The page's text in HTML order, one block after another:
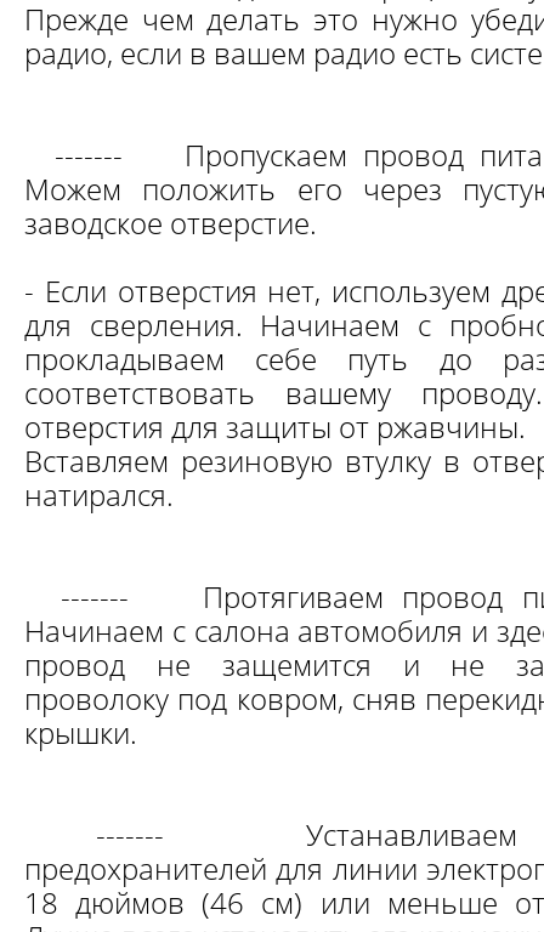
Прежде чем делать это нужно
радио, если в вашем радио есть
------- Пропускаем провод
Можем положить его через
заводское отверстие.
- Если отверстия нет, используем
для сверления. Начинаем с
прокладываем себе путь до
соответствовать вашему
отверстия для защиты от ржавчины.
Вставляем резиновую втулку в
натирался.
------- Протягиваем провод
Начинаем с салона автомобиля и
провод не защемится и не
проволоку под ковром, сняв
крышки.
-------
предохранителей для линии
18 дюймов (46 см) или меньше от